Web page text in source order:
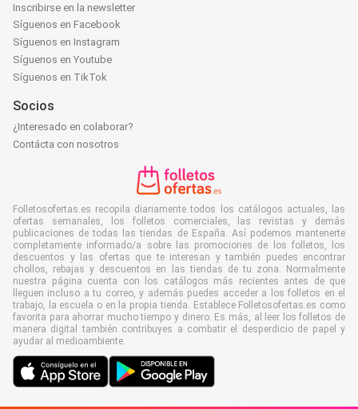
Inscribirse en la newsletter
Síguenos en Facebook
Síguenos en Instagram
Síguenos en Youtube
Síguenos en TikTok
Socios
¿Interesado en colaborar?
Contácta con nosotros
Folletosofertas.es recopila diariamente todos los catálogos actuales, las
ofertas semanales, los folletos comerciales, las revistas y demás
publicaciones de todas las tiendas de España. Así podemos mantenerte
completamente informado/a sobre las promociones de los folletos, los
descuentos y las ofertas que te interesan y también puedes encontrar
chollos, rebajas y descuentos en las tiendas de tu zona. Normalmente
nuestra página cuenta con los catálogos más recientes antes de que
lleguen incluso a tu correo, y además puedes acceder a los folletos en el
trabajo, la escuela o en la propia tienda. Establece Folletosofertas.es como
favorita para ahorrar mucho tiempo y dinero. Es más, al leer los folletos de
manera digital también contribuyes a combatir el desperdicio de papel y
ayudar al medioambiente.